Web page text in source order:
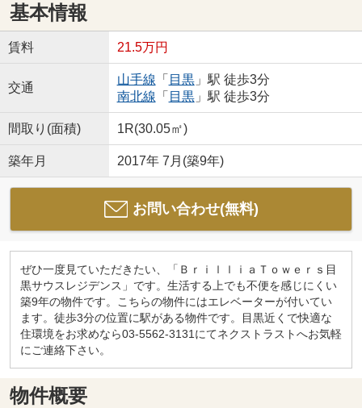
基本情報
賃料 21.5万円
交通
山手線 「 目黒」駅 徒歩3分
南北線 「 目黒」駅 徒歩3分
間取り(面積) 1R(30.05㎡)
築年月 2017年 7月(築9年)
お問い合わせ(無料)
ぜひ一度見ていただきたい、「ＢｒｉｌｌｉａＴｏｗｅｒｓ目
黒サウスレジデンス」です。生活する上でも不便を感じにくい
築9年の物件です。こちらの物件にはエレベーターが付いてい
ます。徒歩3分の位置に駅がある物件です。目黒近くで快適な
住環境をお求めなら03-5562-3131にてネクストラストへお気軽
にご連絡下さい。
物件概要